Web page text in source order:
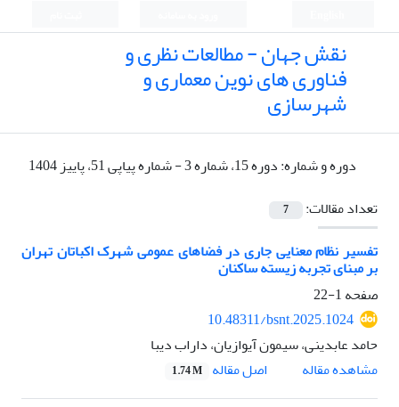
نقش جهان - مطالعات نظری و
فناوری های نوین معماری و
شهرسازی
دوره و شماره:دوره 15، شماره 3 - شماره پیاپی 51، پاییز 1404
تعداد مقالات:
7
تفسیر نظام معنایی جاری در فضاهای عمومی شهرک اکباتان تهران
بر مبنای تجربه زیسته ساکنان
صفحه1-22
10.48311/bsnt.2025.1024
حامد عابدینی، سیمون آیوازیان، داراب دیبا
مشاهده مقاله
اصل مقاله 1.74 M